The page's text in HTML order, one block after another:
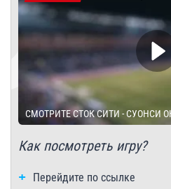
СМОТРИТЕ СТОК СИТИ - СУОНСИ
Как посмотреть игру?
Перейдите по ссылке